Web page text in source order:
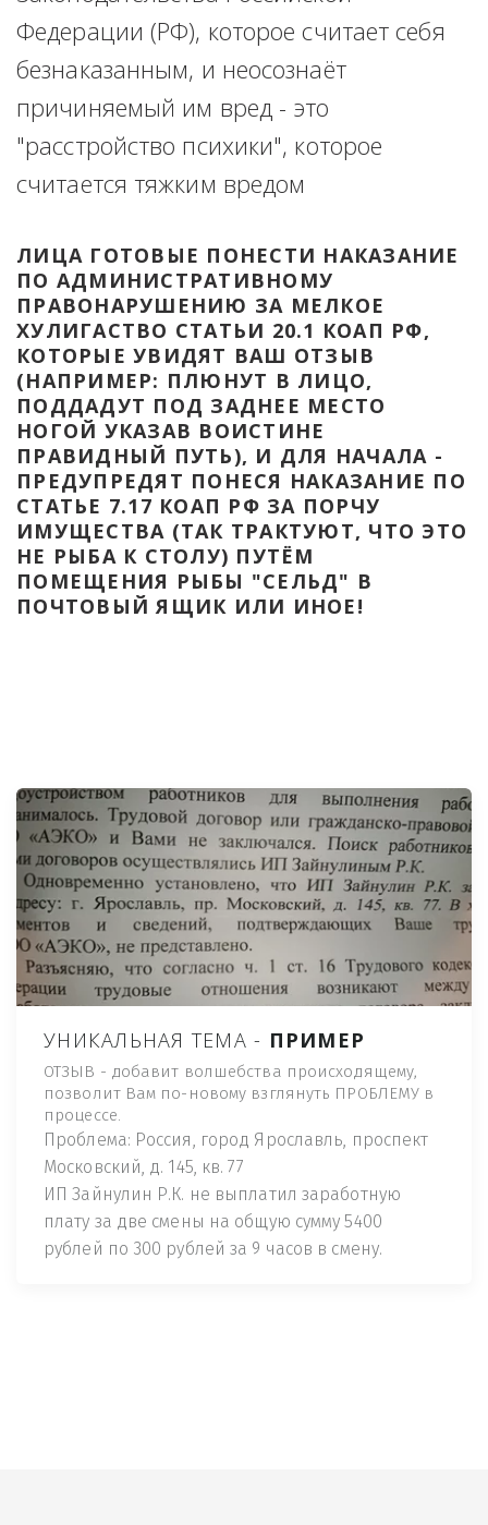
Федерации (РФ), которое считает себя
безнаказанным, и неосознаёт
причиняемый им вред - это
"расстройство психики", которое
считается тяжким вредом
ЛИЦА ГОТОВЫЕ ПОНЕСТИ НАКАЗАНИЕ
ПО АДМИНИСТРАТИВНОМУ
ПРАВОНАРУШЕНИЮ ЗА МЕЛКОЕ
ХУЛИГАСТВО СТАТЬИ 20.1 КОАП РФ,
КОТОРЫЕ УВИДЯТ ВАШ ОТЗЫВ
(НАПРИМЕР: ПЛЮНУТ В ЛИЦО,
ПОДДАДУТ ПОД ЗАДНЕЕ МЕСТО
НОГОЙ УКАЗАВ ВОИСТИНЕ
ПРАВИДНЫЙ ПУТЬ), И ДЛЯ НАЧАЛА -
ПРЕДУПРЕДЯТ ПОНЕСЯ НАКАЗАНИЕ ПО
СТАТЬЕ 7.17 КОАП РФ ЗА ПОРЧУ
ИМУЩЕСТВА (ТАК ТРАКТУЮТ, ЧТО ЭТО
НЕ РЫБА К СТОЛУ) ПУТЁМ
ПОМЕЩЕНИЯ РЫБЫ "СЕЛЬД" В
ПОЧТОВЫЙ ЯЩИК ИЛИ ИНОЕ!
УНИКАЛЬНАЯ ТЕМА - ПРИМЕР
ОТЗЫВ - добавит волшебства происходящему,
позволит Вам по-новому взглянуть ПРОБЛЕМУ в
процессе.
Проблема: Россия, город Ярославль, проспект
Московский, д. 145, кв. 77
ИП Зайнулин Р.К. не выплатил заработную
плату за две смены на общую сумму 5400
рублей по 300 рублей за 9 часов в смену.